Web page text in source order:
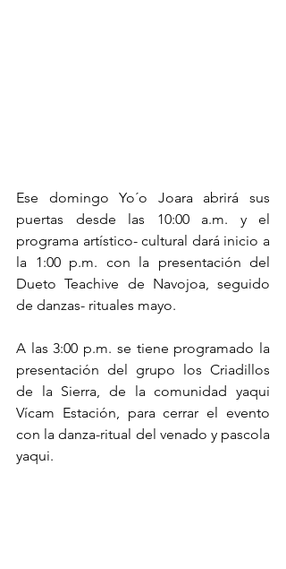
Ese domingo Yo´o Joara abrirá sus
puertas desde las 10:00 a.m. y el
programa artístico- cultural dará inicio a
la 1:00 p.m. con la presentación del
Dueto Teachive de Navojoa, seguido
de danzas- rituales mayo.
A las 3:00 p.m. se tiene programado la
presentación del grupo los Criadillos
de la Sierra, de la comunidad yaqui
Vícam Estación, para cerrar el evento
con la danza-ritual del venado y pascola
yaqui.